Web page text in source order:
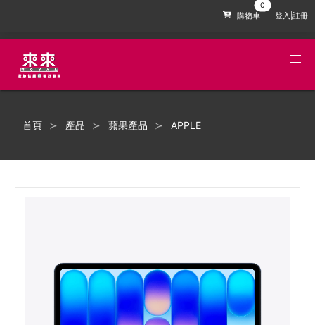
購物車 登入|註冊
首頁 產品 蘋果產品 APPLE